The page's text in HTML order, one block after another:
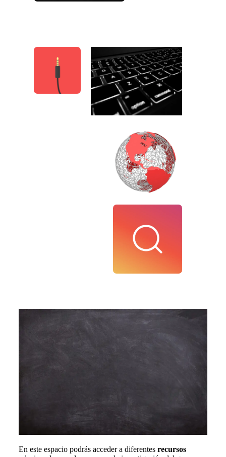
En este espacio podrás acceder a diferentes recursos